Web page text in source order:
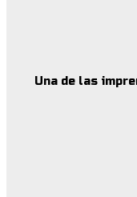
Una de las